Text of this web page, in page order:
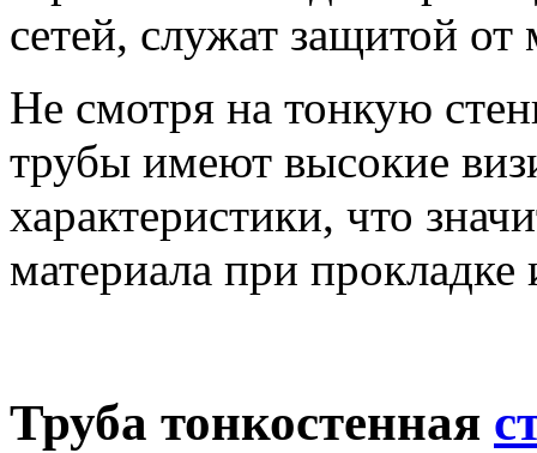
сетей, служат защитой
Не смотря на тонкую
трубы имеют высокие
характеристики, что
материала при
Труба тонкостенная